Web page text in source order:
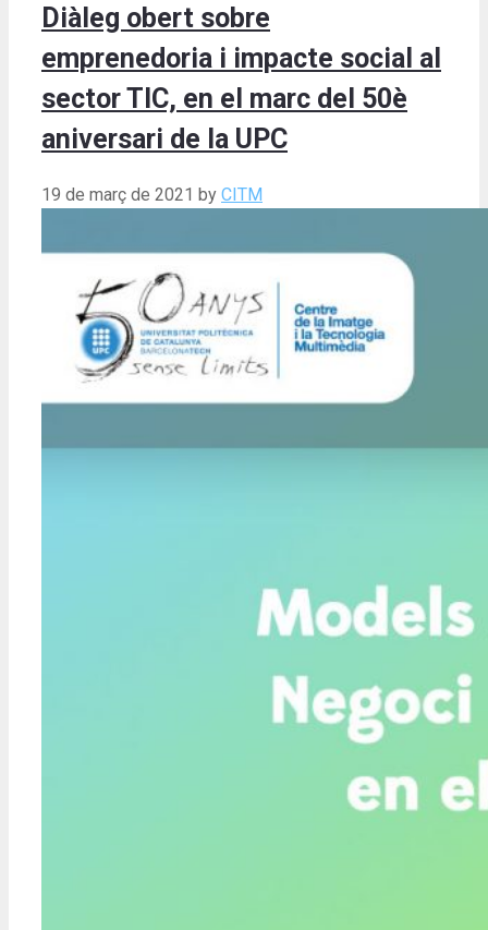
Diàleg obert sobre
emprenedoria i impacte social al
sector TIC, en el marc del 50è
aniversari de la UPC
19 de març de 2021 by CITM